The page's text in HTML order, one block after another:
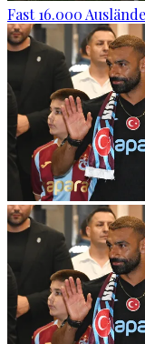
Fast 16.000